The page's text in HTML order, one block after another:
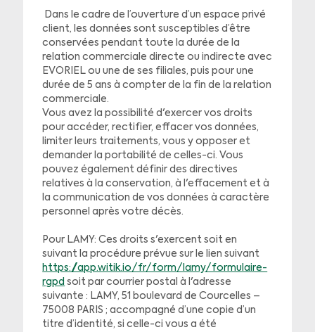
Dans le cadre de l’ouverture d’un espace privé
client, les données sont susceptibles d’être
conservées pendant toute la durée de la
relation commerciale directe ou indirecte avec
EVORIEL ou une de ses filiales, puis pour une
durée de 5 ans à compter de la fin de la relation
commerciale.
Vous avez la possibilité d'exercer vos droits
pour accéder, rectifier, effacer vos données,
limiter leurs traitements, vous y opposer et
demander la portabilité de celles-ci. Vous
pouvez également définir des directives
relatives à la conservation, à l'effacement et à
la communication de vos données à caractère
personnel après votre décès.
Pour LAMY: Ces droits s'exercent soit en
suivant la procédure prévue sur le lien suivant
https://app.witik.io/fr/form/lamy/formulaire-
rgpd soit par courrier postal à l'adresse
suivante : LAMY, 51 boulevard de Courcelles –
75008 PARIS ; accompagné d’une copie d’un
titre d’identité, si celle-ci vous a été